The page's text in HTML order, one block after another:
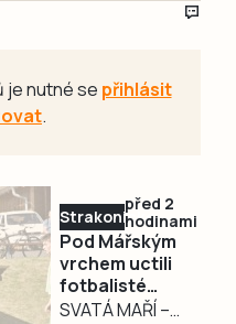
je nutné se přihlásit
.
Strakonicko
před 2
hodinami
Pod Mářským
vrchem uctili
fotbalisté
památku
SVATÁ MAŘÍ –